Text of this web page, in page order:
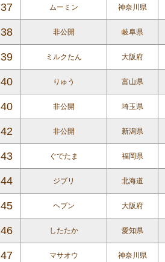
37 ムーミン 神奈川県
38 非公開 岐阜県
39 ミルクたん 大阪府
40 りゅう 富山県
40 非公開 埼玉県
42 非公開 新潟県
43 ぐでたま 福岡県
44 ジブリ 北海道
45 ヘブン 大阪府
46 したたか 愛知県
47 マサオウ 神奈川県